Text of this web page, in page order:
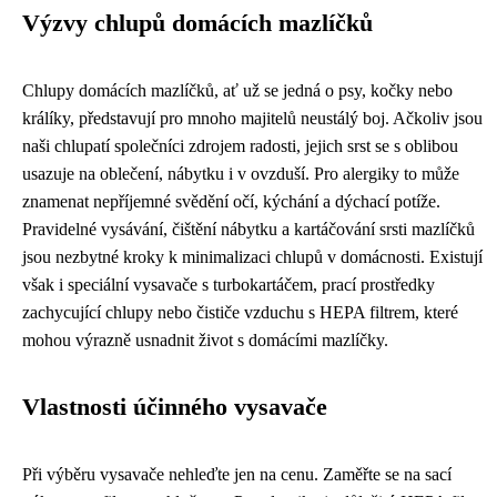
Výzvy chlupů domácích mazlíčků
Chlupy domácích mazlíčků, ať už se jedná o psy, kočky nebo
králíky, představují pro mnoho majitelů neustálý boj. Ačkoliv jsou
naši chlupatí společníci zdrojem radosti, jejich srst se s oblibou
usazuje na oblečení, nábytku i v ovzduší. Pro alergiky to může
znamenat nepříjemné svědění očí, kýchání a dýchací potíže.
Pravidelné vysávání, čištění nábytku a kartáčování srsti mazlíčků
jsou nezbytné kroky k minimalizaci chlupů v domácnosti. Existují
však i speciální vysavače s turbokartáčem, prací prostředky
zachycující chlupy nebo čističe vzduchu s HEPA filtrem, které
mohou výrazně usnadnit život s domácími mazlíčky.
Vlastnosti účinného vysavače
Při výběru vysavače nehleďte jen na cenu. Zaměřte se na sací